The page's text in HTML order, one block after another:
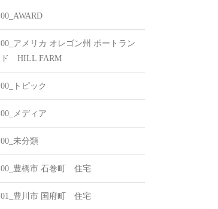
00_AWARD
00_アメリカ オレゴン州 ポートラン
ド HILL FARM
00_トピック
00_メディア
00_未分類
00_豊橋市 石巻町 住宅
01_豊川市 国府町 住宅